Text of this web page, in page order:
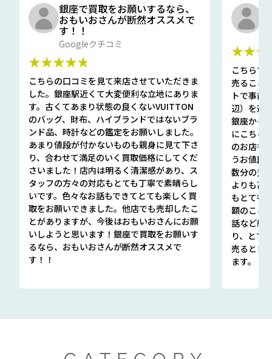
銀座で買取をお願いするなら、
おもいおさんが断然オススメで
す！！
Googleクチコミ
★★★★★
こちらの口コミを見て来店させていただきま
した。銀座駅近くて大変便利な立地にありま
す。古くてあまり状態の良くないVUITTON
のバッグ、財布、ハイブランドではないブラ
ンド品、時計などの鑑定をお願いしました。
あまり値段が付かないものも親身に見て下さ
り、合わせて満足のいく買取価格にしてくだ
さいました！店内は明るく清潔感があり、ス
タッフの方々の対応もとても丁寧で素晴らし
いです。色々なお話もできてとても楽しく買
取をお願いできました。他店でも売却したこ
とがありますが、今後はおもいおさんにお願
いしようと思います！銀座で買取をお願いす
るなら、おもいおさんが断然オススメで
す！！
こちらで
売ること
トで事前
辺）を選
銀座から
にこちら
のお店も
うお値段
数分の査
よりも高
もとても
額のこと
話など細
り、とて
売るとき
ます。